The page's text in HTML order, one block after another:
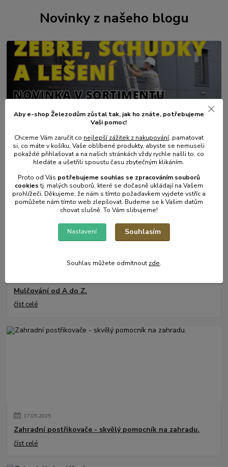
Novinky z našeho blogu
💥 Stali jsme se přímým dovozcem hliníkových žebřů a
lešení.
číst celé
Mulčování od A do Z.
číst celé
17.05.2025
Zahradní postřikovače - skvělý pomocník na zahradu.
číst celé
Aby e-shop Železodům zůstal tak, jak ho znáte, potřebujeme
Vaši pomoc!
Chceme Vám zaručit co nejlepší zážitek z nakupování, pamatovat
si, co máte v košíku, Vaše oblíbené produkty, abyste se nemuseli
pokaždé přihlašovat a na našich stránkách vždy rychle našli to, co
hledáte a ušetřili spoustu času zbytečným klikáním.
Proto od Vás potřebujeme souhlas se zpracováním souborů
cookiestj. malých souborů, které se dočasně ukládají na Vašem
prohlížeči. Děkujeme, že nám s tímto požadavkem vyjdete vstříc a
pomůžete nám tímto web zlepšovat. Budeme se k Vašim datům
chovat slušně. To Vám slibujeme!
Nastavení Souhlasím
Souhlas můžete odmítnout zde.